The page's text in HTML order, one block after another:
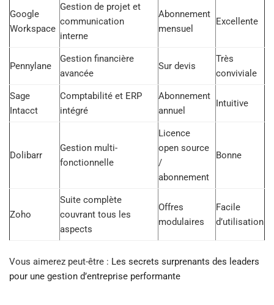
Google
Workspace
Gestion de projet et
communication
interne
Abonnement
mensuel
Excellente
Pennylane
Gestion financière
avancée
Sur devis
Très
conviviale
Sage
Intacct
Comptabilité et ERP
intégré
Abonnement
annuel
Intuitive
Dolibarr
Gestion multi-
fonctionnelle
Licence
open source
/
abonnement
Bonne
Zoho
Suite complète
couvrant tous les
aspects
Offres
modulaires
Facile
d’utilisation
Vous aimerez peut-être : Les secrets surprenants des leaders
pour une gestion d’entreprise performante